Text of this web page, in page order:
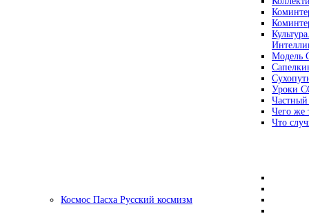
Модель
Уроки
Чего же
Что
Космос Пасха Русский космизм